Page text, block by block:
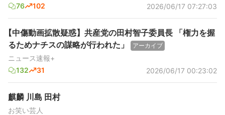
76
102 2026/06/17 07:27:03
【中傷動画拡散疑惑】共産党の田村智子委員長 「権力を握
るためナチスの謀略が行われた」
アーカイブ
ニュース速報+
132
31 2026/06/17 00:23:02
麒麟 川島 田村
お笑い芸人